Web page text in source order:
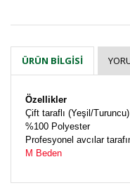
ÜRÜN BILGISI
Özellikler
Çift taraflı (Yeşil/Turuncu)
%100 Polyester
Profesyonel avcılar
M Beden